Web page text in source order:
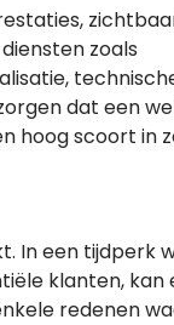
zoals
dat een
hoog scoort in
In een tijdperk
klanten, kan
redenen